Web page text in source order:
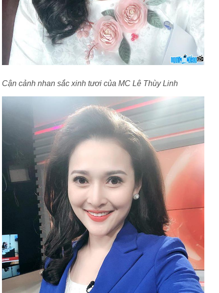
Cận cảnh nhan sắc xinh tươi của MC Lê Thùy Linh